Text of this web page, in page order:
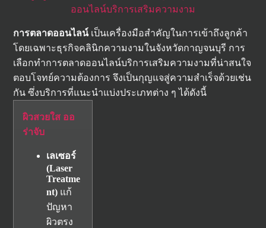
ออนไลน์บริการเสริมความงาม
การตลาดออนไลน์ เป็นเครื่องมือสำคัญในการเข้าถึงลูกค้า
โดยเฉพาะธุรกิจคลินิกความงามในจังหวัดกาญจนบุรี การ
เลือกทำการตลาดออนไลน์บริการเสริมความงามที่น่าสนใจ
ตอบโจทย์ความต้องการ จึงเป็นกุญแจสู่ความสำเร็จด้วยเช่น
กัน ซึ่งบริการที่แนะนำแบ่งประเภทต่าง ๆ ได้ดังนี้
ผิวสวยใส ออ
ร่าจับ
เลเซอร์
(Laser
Treatme
nt) แก้
ปัญหา
ผิวตรง